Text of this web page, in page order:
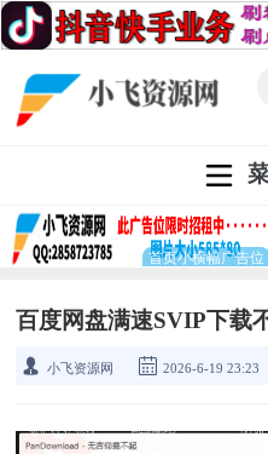
百度网盘满速SVIP下载
小飞资源网 2026-6-19 23:23